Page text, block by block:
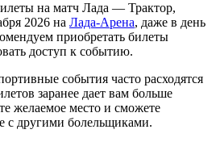
на матч Лада — Трактор,
2026 на Лада-Арена, даже в день
приобретать билеты
доступ к событию.
события часто расходятся
заранее дает вам больше
желаемое место и сможете
с другими болельщиками.